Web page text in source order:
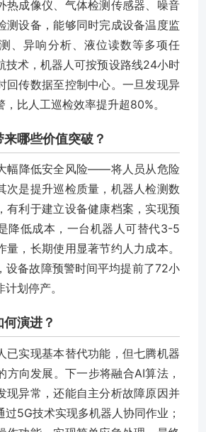
热成像仪、气体检测传感器、噪音
测设备，能够同时完成设备温度监
、异响分析、液位读数等多项任
技术，机器人可按预设路线24小时
回传数据至控制中心。一旦发现异
比人工巡检效率提升超80%。
哪些价值突破？
幅降低安全风险——将人员从危险
次是提升巡检质量，机器人检测数
有利于建立设备健康档案，实现预
降低成本，一台机器人可替代3-5
量，长期使用显著节约人力成本。
设备故障预警时间平均提前了72小
划停产。
演进？
已实现基本替代功能，但七腾机器
方向发展。下一步将融合AI算法，
现异常，还能自主分析故障原因并
5G技术实现多机器人协同作业；